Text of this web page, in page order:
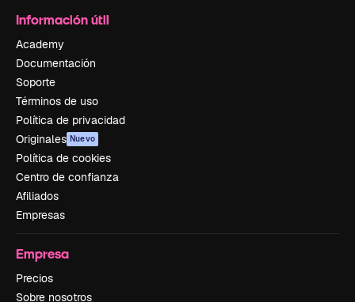
Información útil
Academy
Documentación
Soporte
Términos de uso
Política de privacidad
Originales Nuevo
Política de cookies
Centro de confianza
Afiliados
Empresas
Empresa
Precios
Sobre nosotros